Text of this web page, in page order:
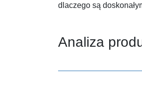
dlaczego są
Analiza